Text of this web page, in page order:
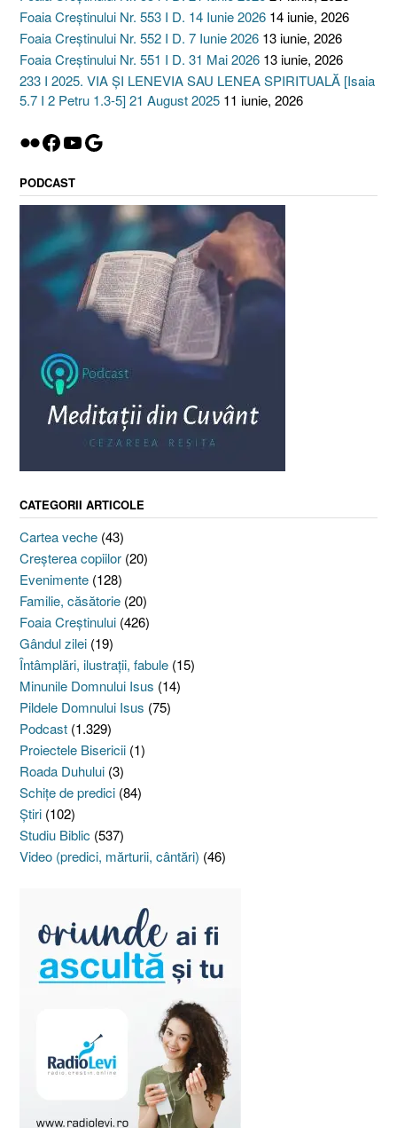
Foaia Creștinului Nr. 553 I D. 14 Iunie 2026 14 iunie, 2026
Foaia Creștinului Nr. 552 I D. 7 Iunie 2026 13 iunie, 2026
Foaia Creștinului Nr. 551 I D. 31 Mai 2026 13 iunie, 2026
233 I 2025. VIA ȘI LENEVIA SAU LENEA SPIRITUALĂ [Isaia
5.7 I 2 Petru 1.3-5] 21 August 2025 11 iunie, 2026
Flickr
Facebook
YouTube
Google
PODCAST
CATEGORII ARTICOLE
Cartea veche (43)
Creşterea copiilor (20)
Evenimente (128)
Familie, căsătorie (20)
Foaia Creştinului (426)
Gândul zilei (19)
Întâmplări, ilustraţii, fabule (15)
Minunile Domnului Isus (14)
Pildele Domnului Isus (75)
Podcast (1.329)
Proiectele Bisericii (1)
Roada Duhului (3)
Schiţe de predici (84)
Ştiri (102)
Studiu Biblic (537)
Video (predici, mărturii, cântări) (46)